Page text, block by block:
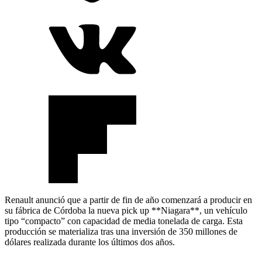
Renault anunció que a partir de fin de año comenzará a producir en
su fábrica de Córdoba la nueva pick up **Niagara**, un vehículo
tipo “compacto” con capacidad de media tonelada de carga. Esta
producción se materializa tras una inversión de 350 millones de
dólares realizada durante los últimos dos años.